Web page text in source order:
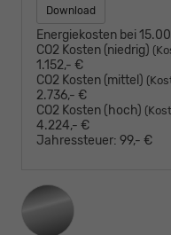
Download
Energiekosten bei
CO2 Kosten (niedrig)
1.152,- €
CO2 Kosten (mittel)
2.736,- €
CO2 Kosten (hoch)
4.224,- €
Jahressteuer: 99,- €